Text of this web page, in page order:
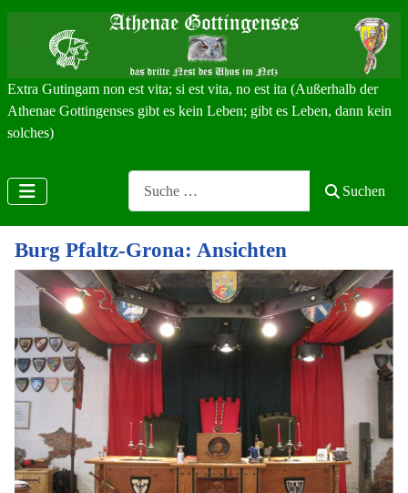
Extra Gutingam non est vita; si est vita, no est ita (Außerhalb der
Athenae Gottingenses gibt es kein Leben; gibt es Leben, dann kein
solches)
Suchen
Burg Pfaltz-Grona: Ansichten